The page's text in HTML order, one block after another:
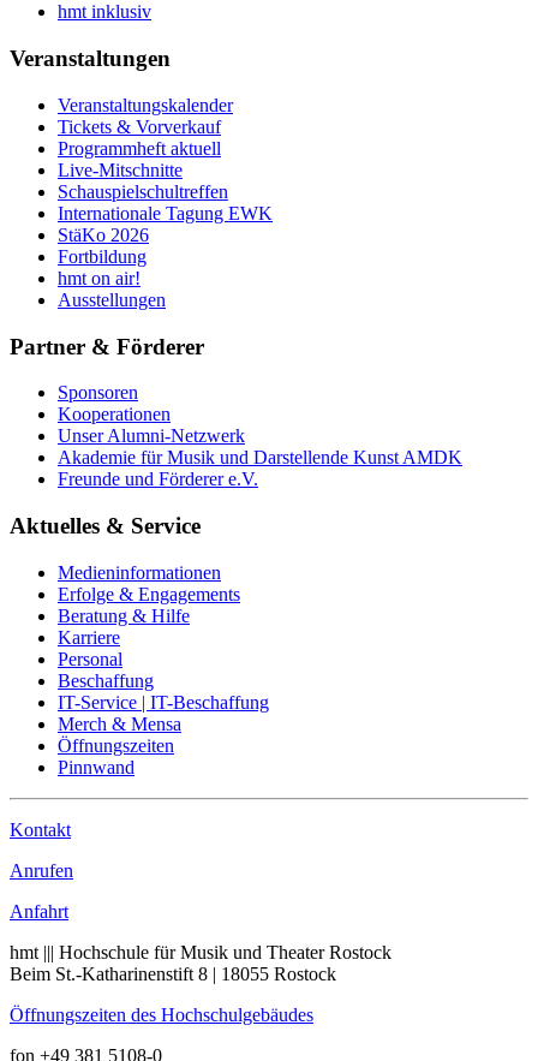
hmt inklusiv
Veranstaltungen
Veranstaltungskalender
Tickets & Vorverkauf
Programmheft aktuell
Live-Mitschnitte
Schauspielschultreffen
Internationale Tagung EWK
StäKo 2026
Fortbildung
hmt on air!
Ausstellungen
Partner & Förderer
Sponsoren
Kooperationen
Unser Alumni-Netzwerk
Akademie für Musik und Darstellende Kunst AMDK
Freunde und Förderer e.V.
Aktuelles & Service
Medieninformationen
Erfolge & Engagements
Beratung & Hilfe
Karriere
Personal
Beschaffung
IT-Service | IT-Beschaffung
Merch & Mensa
Öffnungszeiten
Pinnwand
Kontakt
Anrufen
Anfahrt
hmt ||| Hochschule für Musik und Theater Rostock
Beim St.-Katharinenstift 8 | 18055 Rostock
Öffnungszeiten des Hochschulgebäudes
fon +49 381 5108-0